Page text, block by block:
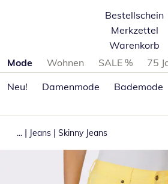
Bestellschein
Merkzettel
Warenkorb
Produktkategorien überspringen
Mode Wohnen SALE %
75
Neu!
Damenmode Bademode
... | Jeans | Skinny Jeans